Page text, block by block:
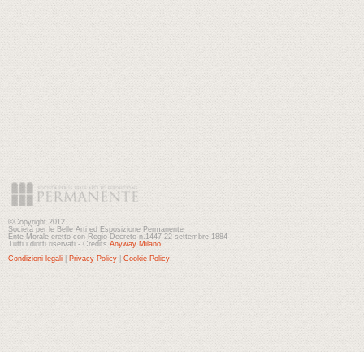
©Copyright 2012
Società per le Belle Arti ed Esposizione Permanente
Ente Morale eretto con Regio Decreto n.1447-22 settembre 1884
Tutti i diritti riservati - Credits Anyway Milano
Condizioni legali
Privacy Policy Cookie Policy